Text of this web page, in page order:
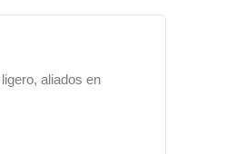
aliados en